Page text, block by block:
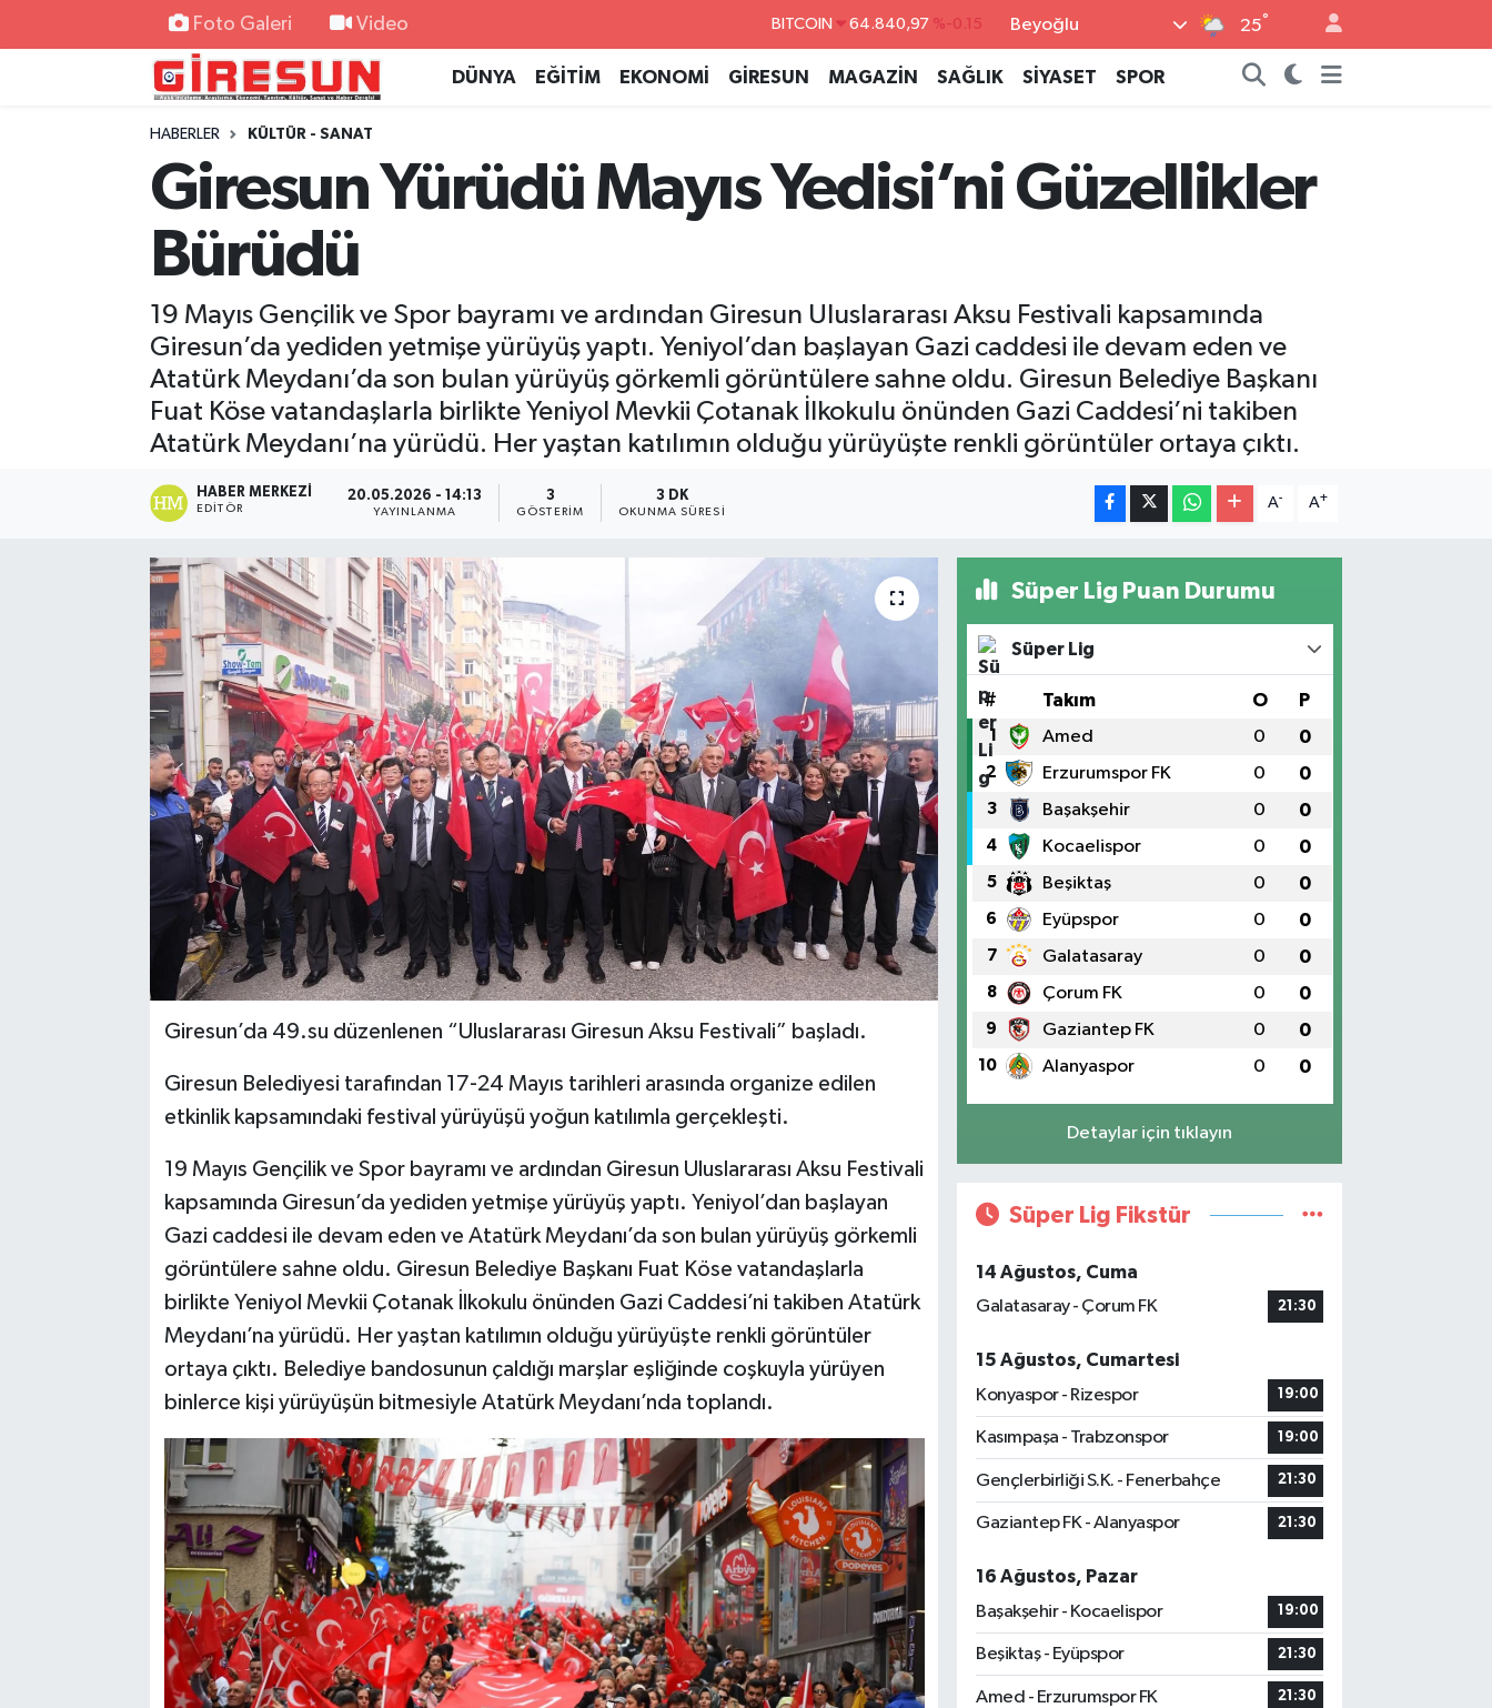
Foto Galeri Video DOLAR 47,7436 %0.18
55,2510 %0.32
BİST100 13.779 %-14
Beyoğlu 25°
DÜNYA EĞİTİM EKONOMİ GİRESUN MAGAZİN SAĞLIK SİYASET SPOR
HABERLER KÜLTÜR - SANAT
Giresun Yürüdü Mayıs Yedisi’ni Güzellikler
Bürüdü
19 Mayıs Gençilik ve Spor bayramı ve ardından Giresun Uluslararası Aksu Festivali kapsamında
Giresun’da yediden yetmişe yürüyüş yaptı. Yeniyol’dan başlayan Gazi caddesi ile devam eden ve
Atatürk Meydanı’da son bulan yürüyüş görkemli görüntülere sahne oldu. Giresun Belediye Başkanı
Fuat Köse vatandaşlarla birlikte Yeniyol Mevkii Çotanak İlkokulu önünden Gazi Caddesi’ni takiben
Atatürk Meydanı’na yürüdü. Her yaştan katılımın olduğu yürüyüşte renkli görüntüler ortaya çıktı.
HABER MERKEZI
EDITÖR
20.05.2026 - 14:13
YAYINLANMA
3
GÖSTERIM
3 DK
OKUNMA SÜRESI
A- A+
Giresun’da 49.su düzenlenen “Uluslararası Giresun Aksu Festivali” başladı.
Giresun Belediyesi tarafından 17-24 Mayıs tarihleri arasında organize edilen
etkinlik kapsamındaki festival yürüyüşü yoğun katılımla gerçekleşti.
19 Mayıs Gençilik ve Spor bayramı ve ardından Giresun Uluslararası Aksu Festivali
kapsamında Giresun’da yediden yetmişe yürüyüş yaptı. Yeniyol’dan başlayan
Gazi caddesi ile devam eden ve Atatürk Meydanı’da son bulan yürüyüş görkemli
görüntülere sahne oldu. Giresun Belediye Başkanı Fuat Köse vatandaşlarla
birlikte Yeniyol Mevkii Çotanak İlkokulu önünden Gazi Caddesi’ni takiben Atatürk
Meydanı’na yürüdü. Her yaştan katılımın olduğu yürüyüşte renkli görüntüler
ortaya çıktı. Belediye bandosunun çaldığı marşlar eşliğinde coşkuyla yürüyen
binlerce kişi yürüyüşün bitmesiyle Atatürk Meydanı’nda toplandı.
Süper Lig Puan Durumu
Süper Lig
# Takım O P
1 Amed 0 0
2 Erzurumspor FK 0 0
3 Başakşehir 0 0
4 Kocaelispor 0 0
5 Beşiktaş 0 0
6 Eyüpspor 0 0
7 Galatasaray 0 0
8 Çorum FK 0 0
9 Gaziantep FK 0 0
10 Alanyaspor 0 0
Detaylar için tıklayın
Süper Lig Fikstür
14 Ağustos, Cuma
Galatasaray - Çorum FK
21:30
15 Ağustos, Cumartesi
Konyaspor - Rizespor
19:00
Kasımpaşa - Trabzonspor 19:00
Gençlerbirliği S.K. - Fenerbahçe 21:30
Gaziantep FK - Alanyaspor 21:30
16 Ağustos, Pazar
Başakşehir - Kocaelispor
19:00
Beşiktaş - Eyüpspor 21:30
Amed - Erzurumspor FK 21:30
Hava Durumu
Trafik Durumu
Süper Lig Puan Durumu ve Fikstür
Tüm Manşetler
Son Dakika Haberleri
Haber Arşivi